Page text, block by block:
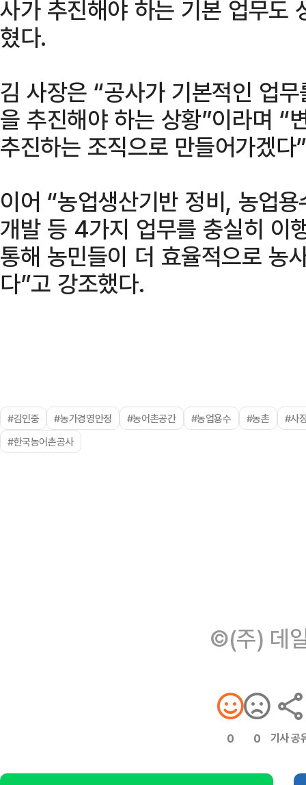
사가 추진해야 하는 기본 업무도
혔다.
김 사장은 “공사가 기본적인 업
을 추진해야 하는 상황”이라며 “
추진하는 조직으로 만들어가겠다
이어 “농업생산기반 정비, 농업
개발 등 4가지 업무를 충실히 이
통해 농민들이 더 효율적으로 농
다”고 강조했다.
#김인중 #농가경영안정 #농어촌공간 #농업용수 #농촌
#사
#한국농어촌공사
©(주) 데
0 0 기사 공